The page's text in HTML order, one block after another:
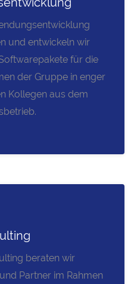
und entwickeln wir
für die
der Gruppe in enger
Kollegen aus dem
beraten wir
Partner im Rahmen